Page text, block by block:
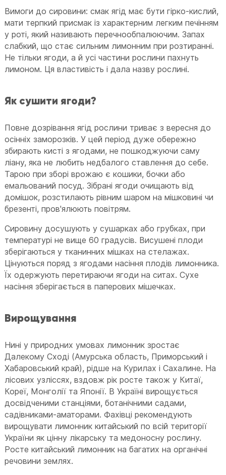
Вимоги до сировини: смак ягід має бути гірко-кислий,
мати терпкий присмак із характерним легким печінням
у роті, який називають перечнообпалюючим. Запах
слабкий, що стає сильним лимонним при розтиранні.
Не тільки ягоди, а й усі частини рослини пахнуть
лимоном. Ця властивість і дала назву рослині.
Як сушити ягоди?
Повне дозрівання ягід рослини триває з вересня до
осінніх заморозків. У цей період дуже обережно
збирають кисті з ягодами, не пошкоджуючи саму
ліану, яка не любить недбалого ставлення до себе.
Тарою при зборі врожаю є кошики, бочки або
емальований посуд. Зібрані ягоди очищають від
домішок, розстилають рівним шаром на мішковині чи
брезенті, пров'ялюють повітрям.
Сировину досушують у сушарках або грубках, при
температурі не вище 60 градусів. Висушені плоди
зберігаються у тканинних мішках на стелажах.
Цінуються поряд з ягодами насіння плодів лимонника.
Їх одержують перетираючи ягоди на ситах. Сухе
насіння зберігається в паперових мішечках.
Вирощування
Нині у природних умовах лимонник зростає
Далекому Сході (Амурська область, Приморський і
Хабаровський край), рідше на Курилах і Сахалине. На
лісових узліссях, вздовж рік росте також у Китаї,
Кореї, Монголії та Японії. В Україні вирощується
досвідченими станціями, ботанічними садами,
садівниками-аматорами. Фахівці рекомендують
вирощувати лимонник китайський по всій території
України як цінну лікарську та медоносну рослину.
Росте китайський лимонник на багатих на органічні
речовини землях.